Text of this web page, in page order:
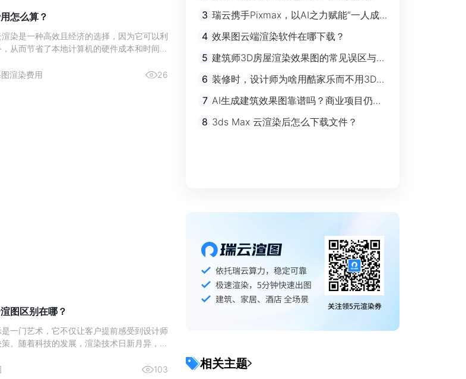
怎么算？
染是一种高效且经济的选择，因为它可以利
从而节省了本地计算机的硬件成本和时间成
染平台提供了两种不同的用户模式：VIP会
渲染费用 26
图区别在哪？
一门艺术，它不仅让客户提前感受到设计师
。随着科技的发展，渲染技术日新月异，室
。本文将深入分析这两种渲染方式的区别，
103
3 瑞云携手Pixmax，以AI之力赋能“一人成
4 效果图云端渲染软件在哪下载？
5 建筑师3D房屋渲染效果图的常见误区与规
避指南
6 装修时，设计师为啥用酷家乐而不用3Ds
max？
7 AI生成建筑效果图靠谱吗？商业项目仍离
不开传统渲染
8 3ds Max 云渲染后怎么下载文件？
相关主题